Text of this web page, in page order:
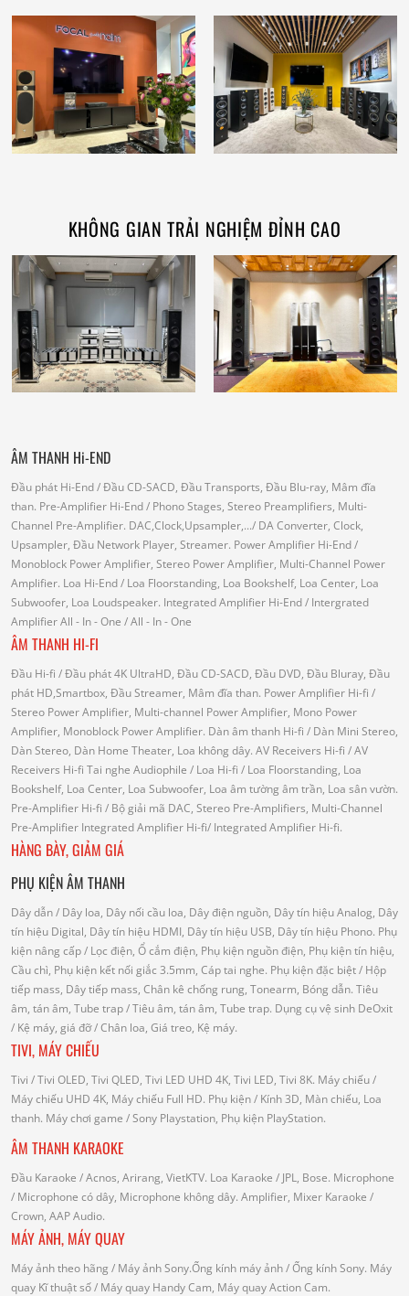
KHÔNG GIAN TRẢI NGHIỆM ĐỈNH CAO
ÂM THANH Hi-END
Đầu phát Hi-End/ Đầu CD-SACD, Đầu Transports, Đầu Blu-ray, Mâm đĩa
than. Pre-Amplifier Hi-End/ Phono Stages, Stereo Preamplifiers, Multi-
Channel Pre-Amplifier. DAC,Clock,Upsampler,.../ DA Converter, Clock,
Upsampler, Đầu Network Player, Streamer. Power Amplifier Hi-End/
Monoblock Power Amplifier, Stereo Power Amplifier, Multi-Channel Power
Amplifier. Loa Hi-End/ Loa Floorstanding, Loa Bookshelf, Loa Center, Loa
Subwoofer, Loa Loudspeaker. Integrated Amplifier Hi-End/ Intergrated
AmplifierAll - In - One / All - In - One
ÂM THANH HI-FI
Đầu Hi-fi / Đầu phát 4K UltraHD, Đầu CD-SACD, Đầu DVD, Đầu Bluray, Đầu
phát HD,Smartbox, Đầu Streamer, Mâm đĩa than. Power Amplifier Hi-fi /
Stereo Power Amplifier, Multi-channel Power Amplifier, Mono Power
Amplifier, Monoblock Power Amplifier. Dàn âm thanh Hi-fi / Dàn Mini Stereo,
Dàn Stereo, Dàn Home Theater, Loa không dây. AV Receivers Hi-fi / AV
Receivers Hi-fi Tai nghe Audiophile / Loa Hi-fi / Loa Floorstanding, Loa
Bookshelf, Loa Center, Loa Subwoofer, Loa âm tường âm trần, Loa sân vườn.
Pre-Amplifier Hi-fi / Bộ giải mã DAC, Stereo Pre-Amplifiers, Multi-Channel
Pre-Amplifier Integrated Amplifier Hi-fi/ Integrated Amplifier Hi-fi.
HÀNG BÀY, GIẢM GIÁ
PHỤ KIỆN ÂM THANH
Dây dẫn/ Dây loa, Dây nối cầu loa, Dây điện nguồn, Dây tín hiệu Analog, Dây
tín hiệu Digital, Dây tín hiệu HDMI, Dây tín hiệu USB, Dây tín hiệu Phono. Phụ
kiện nâng cấp/ Lọc điện, Ổ cắm điện, Phụ kiện nguồn điện, Phụ kiện tín hiệu,
Cầu chì, Phụ kiện kết nối giắc 3.5mm, Cáp tai nghe. Phụ kiện đặc biệt/ Hộp
tiếp mass, Dây tiếp mass, Chân kê chống rung, Tonearm, Bóng dẫn. Tiêu
âm, tán âm, Tube trap/ Tiêu âm, tán âm, Tube trap. Dụng cụ vệ sinh DeOxit
/ Kệ máy, giá đỡ/ Chân loa, Giá treo, Kệ máy.
TIVI, MÁY CHIẾU
Tivi / Tivi OLED, Tivi QLED, Tivi LED UHD 4K, Tivi LED, Tivi 8K. Máy chiếu/
Máy chiếu UHD 4K, Máy chiếu Full HD. Phụ kiện/ Kính 3D, Màn chiếu, Loa
thanh. Máy chơi game / Sony Playstation, Phụ kiện PlayStation.
ÂM THANH KARAOKE
Đầu Karaoke / Acnos, Arirang, VietKTV. Loa Karaoke / JPL, Bose. Microphone
/ Microphone có dây, Microphone không dây. Amplifier, Mixer Karaoke /
Crown, AAP Audio.
MÁY ẢNH, MÁY QUAY
Máy ảnh theo hãng / Máy ảnh Sony.Ống kính máy ảnh / Ống kính Sony. Máy
quay Kĩ thuật số/ Máy quay Handy Cam, Máy quay Action Cam.